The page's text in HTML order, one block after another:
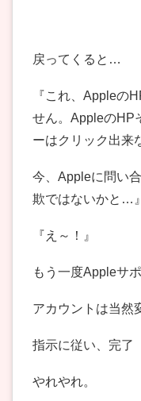
戻ってくると…
『これ、Appleの
せん。AppleのHP
ーはクリック出来
今、Appleに問い
欺ではないかと…』
『え～！』
もう一度Appleサ
アカウントは当然
指示に従い、完了
やれやれ。